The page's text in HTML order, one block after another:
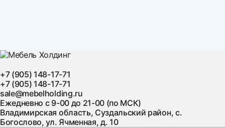
+7 (905) 148-17-71
+7 (905) 148-17-71
sale@mebelholding.ru
Ежедневно с 9-00 до 21-00 (по МСК)
Владимирская область, Суздальский район, с.
Богослово, ул. Ячменная, д. 10